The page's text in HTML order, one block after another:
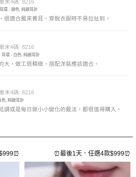
末4碼: 8216
環 - 銀色, 純銀耳針
很適合戴來養耳，穿脫衣服時不易拉扯到。
末4碼: 8216
耳環 - 白色, 純銀耳針
大，做工很精緻，搭配洋裝應該適合。
末4碼: 8216
色, 純銀耳針
調或是每日做小小變化的戴法，都很值得購入。
⏰最後1天．任選4款$999⏰